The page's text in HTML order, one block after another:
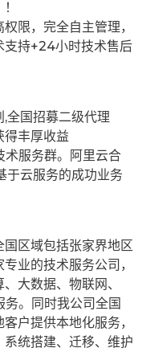
限，完全自主管理，
支持+24小时技术售后
全国招募二级代理
得丰厚收益
术服务群。阿里云合
于云服务的成功业务
区域包括张家界地区
业的技术服务公司，
大数据、物联网、
。同时我公司全国
户提供本地化服务，
统搭建、迁移、维护